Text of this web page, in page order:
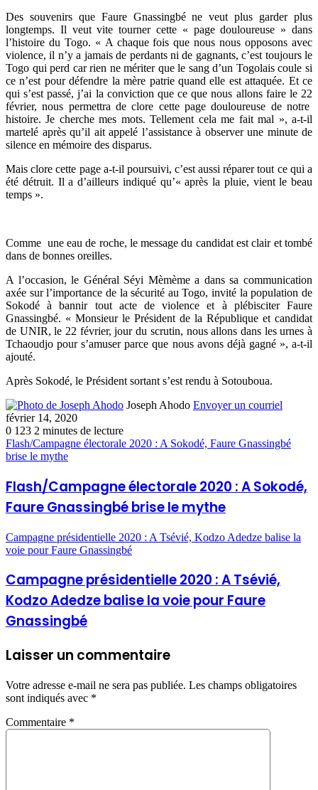
Des souvenirs que Faure Gnassingbé ne veut plus garder plus
longtemps. Il veut vite tourner cette « page douloureuse » dans
l’histoire du Togo. « A chaque fois que nous nous opposons avec
violence, il n’y a jamais de perdants ni de gagnants, c’est toujours le
Togo qui perd car rien ne mériter que le sang d’un Togolais coule si
ce n’est pour défendre la mère patrie quand elle est attaquée. Et ce
qui s’est passé, j’ai la conviction que ce que nous allons faire le 22
février, nous permettra de clore cette page douloureuse de notre
histoire. Je cherche mes mots. Tellement cela me fait mal », a-t-il
martelé après qu’il ait appelé l’assistance à observer une minute de
silence en mémoire des disparus.
Mais clore cette page a-t-il poursuivi, c’est aussi réparer tout ce qui a
été détruit. Il a d’ailleurs indiqué qu’« après la pluie, vient le beau
temps ».
Comme une eau de roche, le message du candidat est clair et tombé
dans de bonnes oreilles.
A l’occasion, le Général Séyi Mèmème a dans sa communication
axée sur l’importance de la sécurité au Togo, invité la population de
Sokodé à bannir tout acte de violence et à plébisciter Faure
Gnassingbé. « Monsieur le Président de la République et candidat
de UNIR, le 22 février, jour du scrutin, nous allons dans les urnes à
Tchaoudjo pour s’amuser parce que nous avons déjà gagné », a-t-il
ajouté.
Après Sokodé, le Président sortant s’est rendu à Sotouboua.
Joseph Ahodo Envoyer un courriel
février 14, 2020
0 123 2 minutes de lecture
Flash/Campagne électorale 2020 : A Sokodé, Faure Gnassingbé
brise le mythe
Flash/Campagne électorale 2020 : A Sokodé,
Faure Gnassingbé brise le mythe
Campagne présidentielle 2020 : A Tsévié, Kodzo Adedze balise la
voie pour Faure Gnassingbé
Campagne présidentielle 2020 : A Tsévié,
Kodzo Adedze balise la voie pour Faure
Gnassingbé
Laisser un commentaire
Votre adresse e-mail ne sera pas publiée. Les champs obligatoires
sont indiqués avec *
Commentaire *